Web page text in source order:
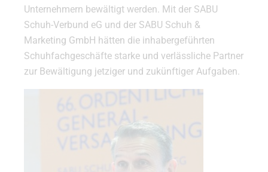
Unternehmern bewältigt werden. Mit der SABU
Schuh-Verbund eG und der SABU Schuh &
Marketing GmbH hätten die inhabergeführten
Schuhfachgeschäfte starke und verlässliche Partner
zur Bewältigung jetziger und zukünftiger Aufgaben.